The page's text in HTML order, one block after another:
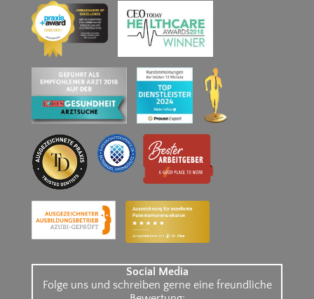
Social Media
Folge uns und schreiben gerne eine freundliche